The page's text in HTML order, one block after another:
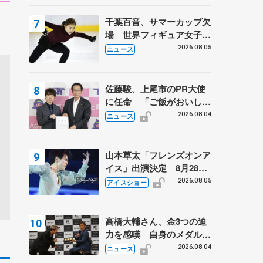
に 小林芳子さんが振り返
るスケート人生
千葉百音、サマーカップ欠
場 世界フィギュア女子2
位
ニュース 2026.08.05
佐藤駿、上尾市のPR大使
に任命 「ご飯がおいし
く、住みやすいのが魅力」
ニュース 2026.08.04
山本草太「フレンズオンア
イス」出演決定 8月28日
（金）2公演のみ 荒川静
アイスショー 2026.08.05
高橋大輔さん、金3つの迫
力を感嘆 自身のメダルは
「どちらに？」 〝リス兄
ニュース 2026.08.04